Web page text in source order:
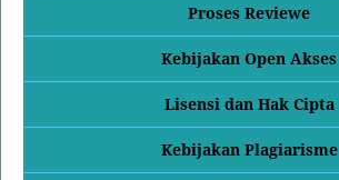
Proses Reviewe
Kebijakan Open Akses
Lisensi dan Hak Cipta
Kebijakan Plagiarisme